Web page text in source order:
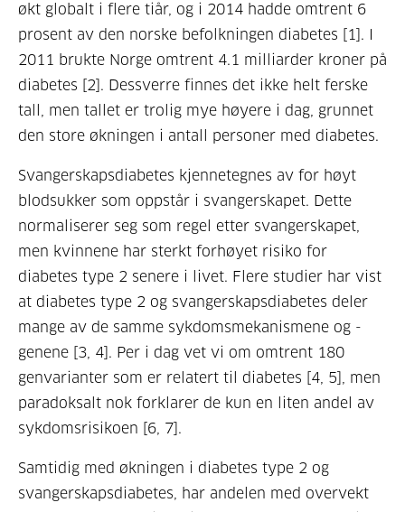
økt globalt i flere tiår, og i 2014 hadde omtrent 6
prosent av den norske befolkningen diabetes [1]. I
2011 brukte Norge omtrent 4.1 milliarder kroner på
diabetes [2]. Dessverre finnes det ikke helt ferske
tall, men tallet er trolig mye høyere i dag, grunnet
den store økningen i antall personer med diabetes.
Svangerskapsdiabetes kjennetegnes av for høyt
blodsukker som oppstår i svangerskapet. Dette
normaliserer seg som regel etter svangerskapet,
men kvinnene har sterkt forhøyet risiko for
diabetes type 2 senere i livet. Flere studier har vist
at diabetes type 2 og svangerskapsdiabetes deler
mange av de samme sykdomsmekanismene og -
genene [3, 4]. Per i dag vet vi om omtrent 180
genvarianter som er relatert til diabetes [4, 5], men
paradoksalt nok forklarer de kun en liten andel av
sykdomsrisikoen [6, 7].
Samtidig med økningen i diabetes type 2 og
svangerskapsdiabetes, har andelen med overvekt